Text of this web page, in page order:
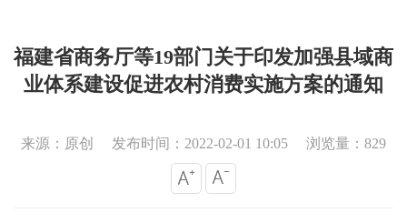
福建省商务厅等19部门关于印发加强县域商
业体系建设促进农村消费实施方案的通知
来源：原创 发布时间：2022-02-01 10:05 浏览量：829